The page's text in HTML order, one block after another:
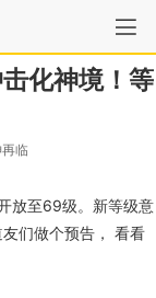
化神境！等
临
放至69级。新等级意
们做个预告， 看看